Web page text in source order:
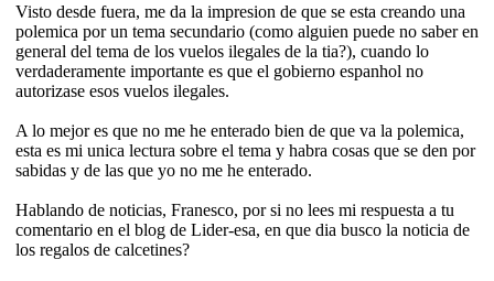
Visto desde fuera, me da la impresion de que se esta creando una
polemica por un tema secundario (como alguien puede no saber en
general del tema de los vuelos ilegales de la tia?), cuando lo
verdaderamente importante es que el gobierno espanhol no
autorizase esos vuelos ilegales.
A lo mejor es que no me he enterado bien de que va la polemica,
esta es mi unica lectura sobre el tema y habra cosas que se den por
sabidas y de las que yo no me he enterado.
Hablando de noticias, Franesco, por si no lees mi respuesta a tu
comentario en el blog de Lider-esa, en que dia busco la noticia de
los regalos de calcetines?